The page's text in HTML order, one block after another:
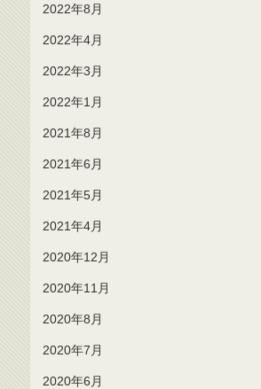
2022年8月
2022年4月
2022年3月
2022年1月
2021年8月
2021年6月
2021年5月
2021年4月
2020年12月
2020年11月
2020年8月
2020年7月
2020年6月